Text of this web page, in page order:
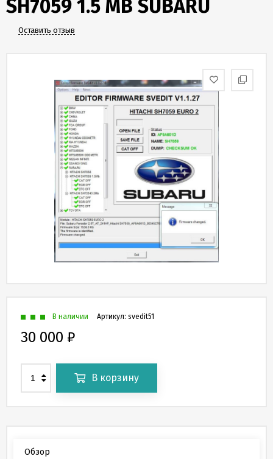
Скидки
бонусы
конфиденциальности
Пользовательское
соглашение
SH7059 1.5 MB SUBARU
Оставить отзыв
Артикул: svedit51
В наличии
30 000 ₽
В корзину
Обзор